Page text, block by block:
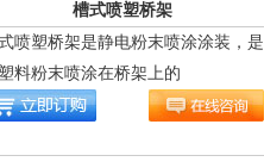
槽式喷塑桥架
喷塑桥架是静电粉末喷涂涂装，是
料粉末喷涂在桥架上的